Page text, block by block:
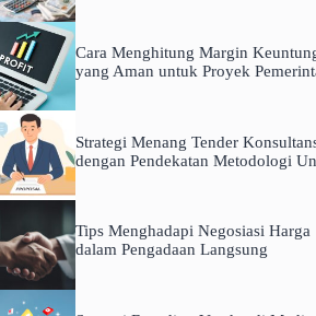
Cara Menghitung Margin
yang Aman untuk Proyek
Strategi Menang Tender
dengan Pendekatan Metodologi
Tips Menghadapi Negosiasi Harga
dalam Pengadaan Langsung